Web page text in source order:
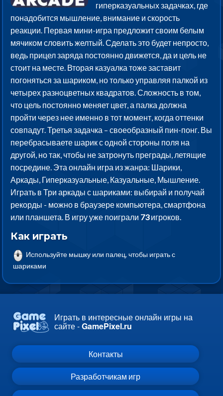
гиперказуальных задачках, где
понадобится мышление, внимание и скорость
реакции. Первая мини-игра предложит своим белым
мячиком словить желтый. Сделать это будет непросто,
ведь прицел заряда постоянно движется, да и цель не
стоит на месте. Вторая казуалка тоже заставит
погоняться за шариком, но только управляя палкой из
четырех разноцветных квадратов. Сложность в том,
что цель постоянно меняет цвет, а палка должна
пройти через нее именно в тот момент, когда оттенки
совпадут. Третья задачка – своеобразный пин-понг. Вы
перебрасываете шарик с одной стороны поля на
другой, но так, чтобы не затронуть преграды, летящие
посредине. Эта онлайн игра из жанра: Шарики,
Аркады, Гиперказуальные, Казуальные, Мышление.
Играть в Три аркады с шариками: выбирай и получай
рекорды - можно в браузере компьютера, смартфона
или планшета. В игру уже поиграли 73игроков.
Как играть
Используйте мышку или палец, чтобы играть с
шариками
Играть в интересные онлайн игры на
сайте -GamePixel.ru
Контакты
Разработчикам игр